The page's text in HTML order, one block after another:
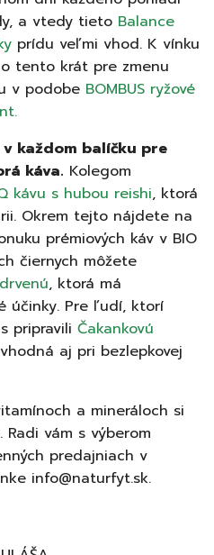
a vtedy tieto Balance
prídu veľmi vhod. K vínku
tento krát pre zmenu
v podobe BOMBUS ryžové
každom balíčku pre
káva. Kolegom
kávu s hubou reishi, ktorá
Okrem tejto nájdete na
prémiových káv v BIO
čiernych môžete
, ktorá má
účinky. Pre ľudí, ktorí
pripravili Čakankovú
aj pri bezlepkovej
a mineráloch si
Radi vám s výberom
predajniach v
info@naturfyt.sk.